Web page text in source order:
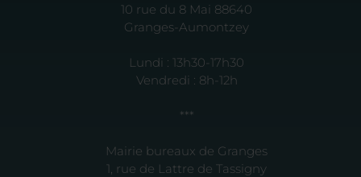
10 rue du 8 Mai 88640
Granges-Aumontzey
Lundi : 13h30-17h30
Vendredi : 8h-12h
***
Mairie bureaux de Granges
1, rue de Lattre de Tassigny